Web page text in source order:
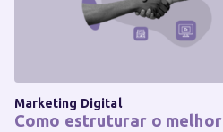
Marketing Digital
Como estruturar o melhor